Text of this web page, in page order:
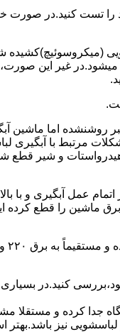
را ﺗﺴﺖ ﮐﻨﯿﺪ.در
میشود.در ﻏﯿﺮ اﯾﻦ
روشنشده اﻣﺎ ﻣﺎﺷﯿﻦ
ﻫﯿﺪرواﺳﺘﺎت ﺧﺮاب اﺳﺖ.نحوه رﻓﻊ:ﭘﺲ از
اهممتر،درحالیکه ﺑﺮق ﻣﺎﺷﯿﻦ را
۲٫
ﮐﻨﯿﺪ.در
جدا کرده و مستقلا
نیز